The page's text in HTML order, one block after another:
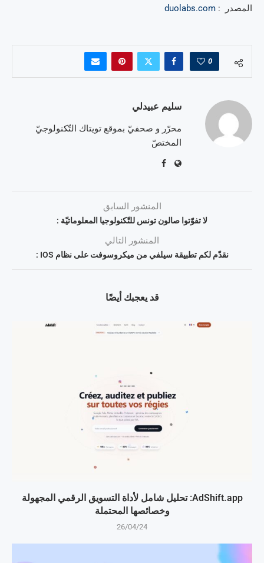
المصدر : duolabs.com
0
سليم عبيدلي
محرّر و صحفيّ بموقع تويتاك التّكنولوجيّ
المختصّ
المنشور السابق
لا تفوّتوا صالون تونس للتّكنولوجيا المعلوماتيّة :
المنشور التالي
نقدّم لكم تطبيقة سيلفي من ميكروسوفت على نظام IOS :
قد يعجبك أيضًا
AdShift.app: تحليل شامل لأداة التسويق الرقمي المجهولة
وخصائصها المحتملة
26/04/24